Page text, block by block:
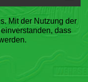
Mit der Nutzung der
dass